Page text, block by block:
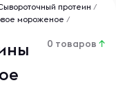
протеин /
мороженое /
0 товаров ↑